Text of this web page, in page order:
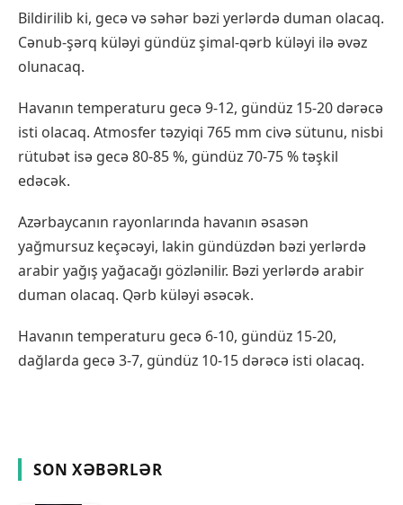
Bildirilib ki, gecə və səhər bəzi yerlərdə duman olacaq.
Cənub-şərq küləyi gündüz şimal-qərb küləyi ilə əvəz
olunacaq.
Havanın temperaturu gecə 9-12, gündüz 15-20 dərəcə
isti olacaq. Atmosfer təzyiqi 765 mm civə sütunu, nisbi
rütubət isə gecə 80-85 %, gündüz 70-75 % təşkil
edəcək.
Azərbaycanın rayonlarında havanın əsasən
yağmursuz keçəcəyi, lakin gündüzdən bəzi yerlərdə
arabir yağış yağacağı gözlənilir. Bəzi yerlərdə arabir
duman olacaq. Qərb küləyi əsəcək.
Havanın temperaturu gecə 6-10, gündüz 15-20,
dağlarda gecə 3-7, gündüz 10-15 dərəcə isti olacaq.
SON XƏBƏRLƏR